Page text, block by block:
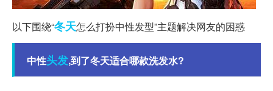
以下围绕“冬天怎么打扮中性发型”主题解决网友的困惑
中性头发,到了冬天适合哪款洗发水?